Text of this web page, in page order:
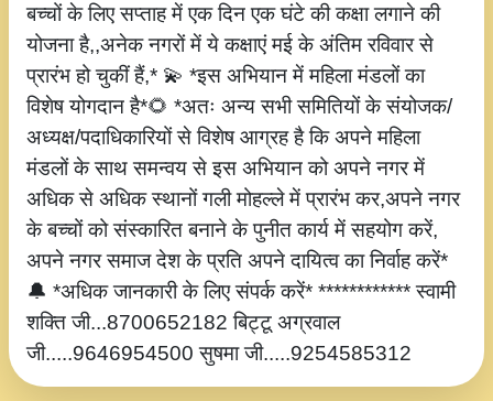
बच्चों के लिए सप्ताह में एक दिन एक घंटे की कक्षा लगाने की
योजना है,,अनेक नगरों में ये कक्षाएं मई के अंतिम रविवार से
प्रारंभ हो चुकीं हैं,* 💫 *इस अभियान में महिला मंडलों का
विशेष योगदान है*🌻 *अतः अन्य सभी समितियों के संयोजक/
अध्यक्ष/पदाधिकारियों से विशेष आग्रह है कि अपने महिला
मंडलों के साथ समन्वय से इस अभियान को अपने नगर में
अधिक से अधिक स्थानों गली मोहल्ले में प्रारंभ कर,अपने नगर
के बच्चों को संस्कारित बनाने के पुनीत कार्य में सहयोग करें,
अपने नगर समाज देश के प्रति अपने दायित्व का निर्वाह करें*
🔔 *अधिक जानकारी के लिए संपर्क करें* ************ स्वामी
शक्ति जी...8700652182 बिट्टू अग्रवाल
जी.....9646954500 सुषमा जी.....9254585312